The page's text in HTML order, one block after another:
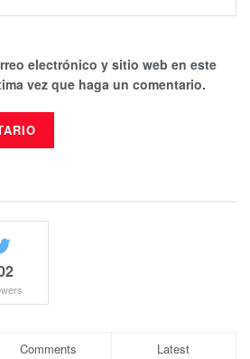
electrónico y sitio web en este
vez que haga un comentario.
Comments Latest